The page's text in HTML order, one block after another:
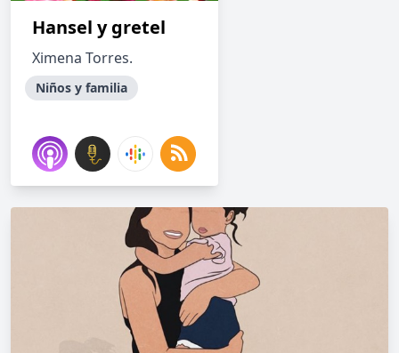
Hansel y gretel
Ximena Torres.
Niños y familia